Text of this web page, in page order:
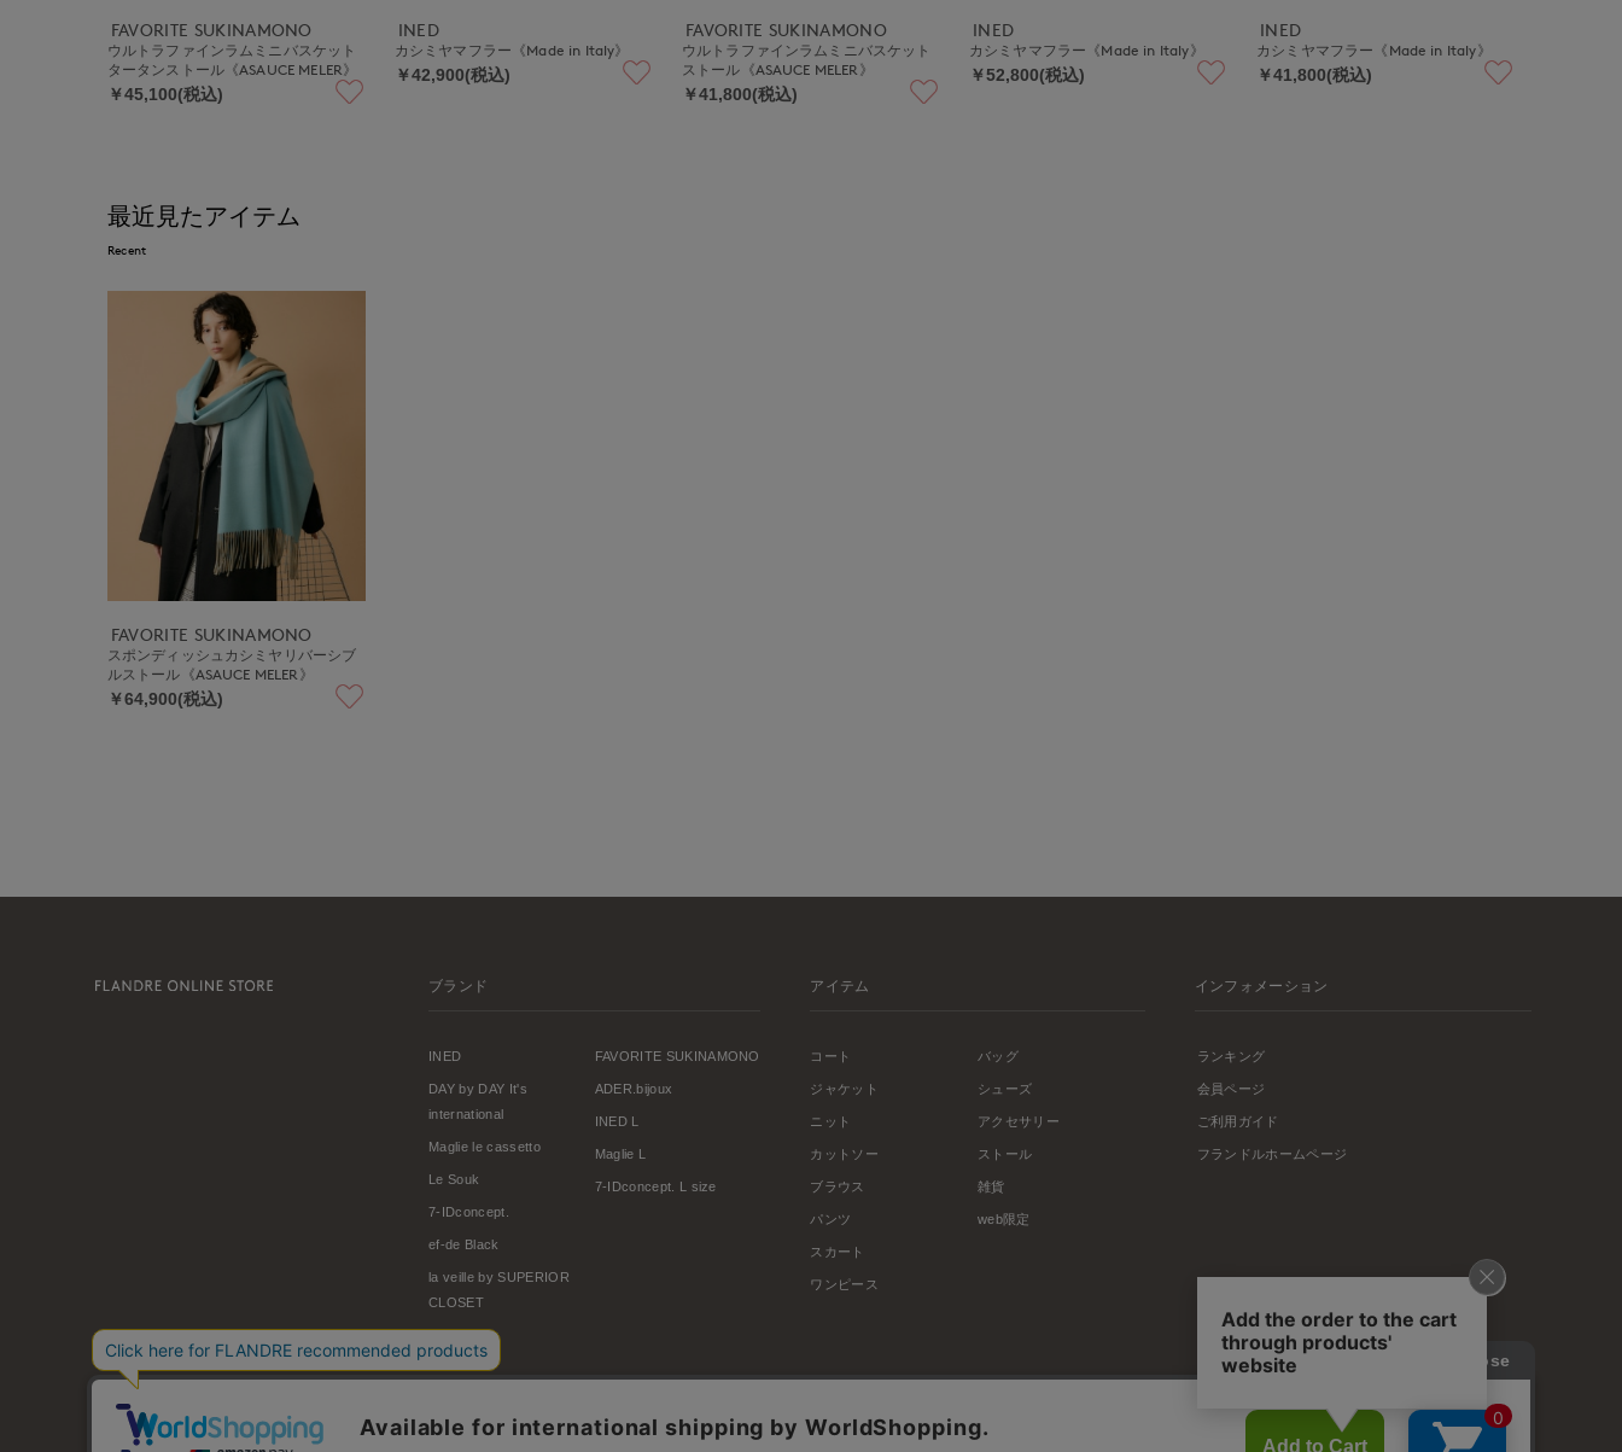
FAVORITE SUKINAMONO
ウルトラファインラムミニバスケット
タータンストール《ASAUCE MELER》
￥45,100(税込)
INED
カシミヤマフラー《Made in Italy》
￥42,900(税込)
FAVORITE SUKINAMONO
ウルトラファインラムミニバスケット
ストール《ASAUCE MELER》
￥41,800(税込)
INED
カシミヤマフラー《Made in Italy》
￥52,800(税込)
INED
カシミヤマフラー《Made in Italy》
￥41,800(税込)
最近見たアイテム
Recent
FAVORITE SUKINAMONO
スポンディッシュカシミヤリバーシブ
ルストール《ASAUCE MELER》
￥64,900(税込)
ブランド
INED
DAY by DAY It's
international
Maglie le cassetto
Le Souk
7-IDconcept.
ef-de Black
la veille by SUPERIOR
CLOSET
FAVORITE SUKINAMONO
ADER.bijoux
INED L
Maglie L
7-IDconcept. L size
アイテム
コート
ジャケット
ニット
カットソー
ブラウス
パンツ
スカート
ワンピース
バッグ
シューズ
アクセサリー
ストール
雑貨
web限定
インフォメーション
ランキング
会員ページ
ご利用ガイド
フランドルホームページ